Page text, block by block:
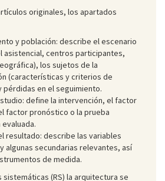
originales, los apartados
y población: describe el escenario
asistencial, centros participantes,
los sujetos de la
(características y criterios de
pérdidas en el seguimiento.
define la intervención, el factor
factor pronóstico o la prueba
resultado: describe las variables
algunas secundarias relevantes, así
de medida.
sistemáticas (RS) la arquitectura se